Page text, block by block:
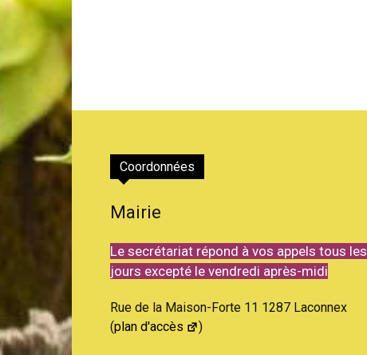
Coordonnées
Mairie
Le secrétariat répond à vos appels tous les
jours excepté le vendredi après-midi
Rue de la Maison-Forte 11 1287 Laconnex
(plan d'accès )